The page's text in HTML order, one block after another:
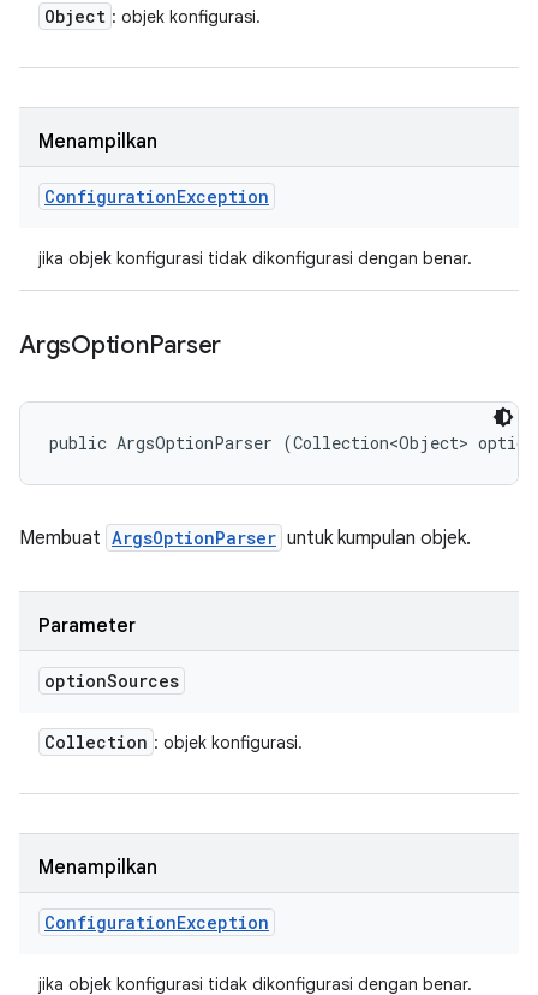
Object : objek konfigurasi.
Menampilkan
ConfigurationException
jika objek konfigurasi tidak dikonfigurasi dengan benar.
ArgsOptionParser
public ArgsOptionParser (Collection<Object>
Membuat ArgsOptionParser untuk kumpulan objek.
Parameter
optionSources
Collection : objek konfigurasi.
Menampilkan
ConfigurationException
jika objek konfigurasi tidak dikonfigurasi dengan benar.